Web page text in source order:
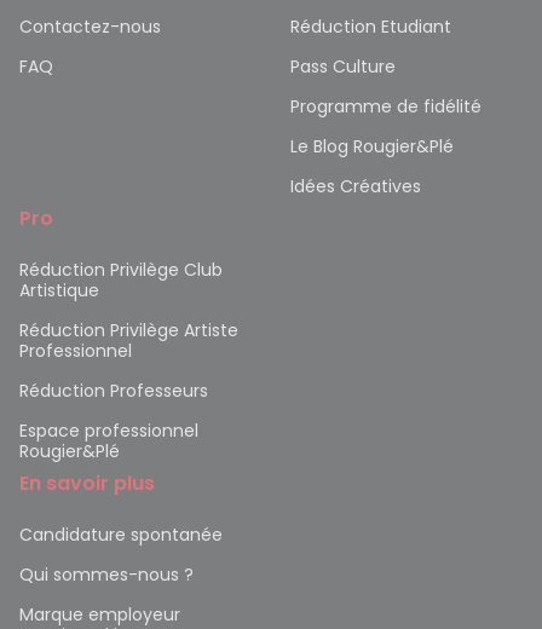
Contactez-nous
FAQ
Réduction Etudiant
Pass Culture
Programme de fidélité
Le Blog Rougier&Plé
Idées Créatives
Pro
Réduction Privilège Club
Artistique
Réduction Privilège Artiste
Professionnel
Réduction Professeurs
Espace professionnel
Rougier&Plé
En savoir plus
Candidature spontanée
Qui sommes-nous ?
Marque employeur